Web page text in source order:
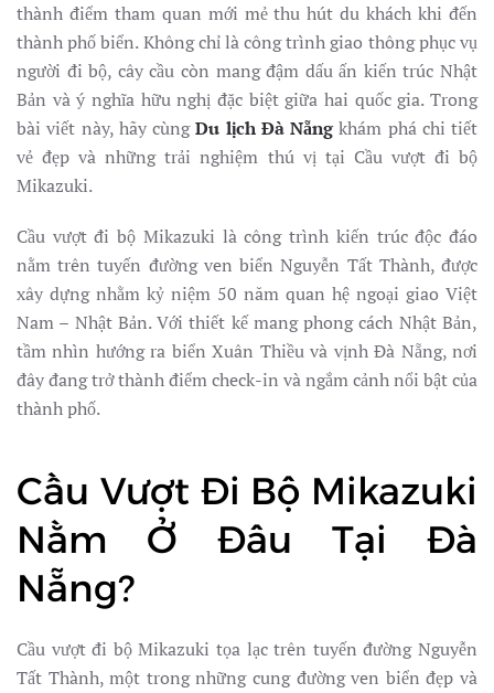
thành điểm tham quan mới mẻ thu hút du khách khi đến
thành phố biển. Không chỉ là công trình giao thông phục vụ
người đi bộ, cây cầu còn mang đậm dấu ấn kiến trúc Nhật
Bản và ý nghĩa hữu nghị đặc biệt giữa hai quốc gia. Trong
bài viết này, hãy cùngDu lịch Đà Nẵngkhám phá chi tiết
vẻ đẹp và những trải nghiệm thú vị tại Cầu vượt đi bộ
Mikazuki.
Cầu vượt đi bộ Mikazuki là công trình kiến trúc độc đáo
nằm trên tuyến đường ven biển Nguyễn Tất Thành, được
xây dựng nhằm kỷ niệm 50 năm quan hệ ngoại giao Việt
Nam – Nhật Bản. Với thiết kế mang phong cách Nhật Bản,
tầm nhìn hướng ra biển Xuân Thiều và vịnh Đà Nẵng, nơi
đây đang trở thành điểm check-in và ngắm cảnh nổi bật của
thành phố.
Cầu Vượt Đi Bộ Mikazuki
Nằm Ở Đâu Tại Đà
Nẵng?
Cầu vượt đi bộ Mikazuki tọa lạc trên tuyến đường Nguyễn
Tất Thành, một trong những cung đường ven biển đẹp và